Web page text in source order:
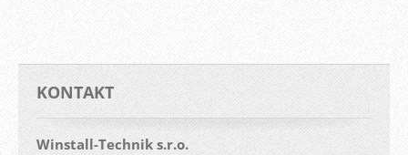
KONTAKT
Winstall-Technik s.r.o.